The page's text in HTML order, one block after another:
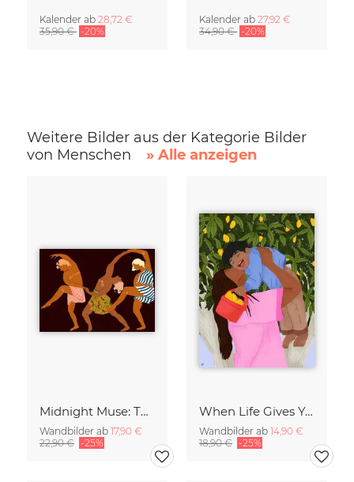
Kalender ab 28,72 €
35,90 € -20%
Kalender ab 27,92 €
34,90 € -20%
Weitere Bilder aus der Kategorie Bilder
von Menschen
» Alle anzeigen
Midnight Muse: The Dance of Sisterhood
Wandbilder ab 17,90 €
22,90 € -25%
When Life Gives You Lemons
Wandbilder ab 14,90 €
18,90 € -25%